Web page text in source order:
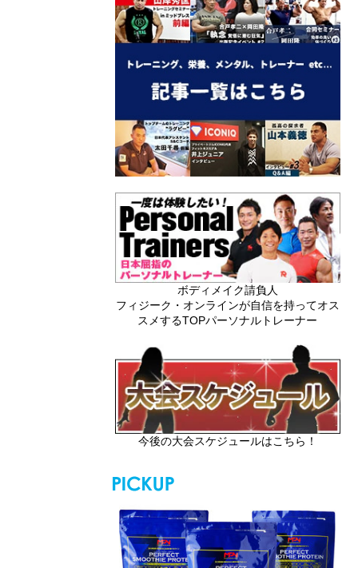
ボディメイク請負人
フィジーク・オンラインが自信を持ってオス
スメするTOPパーソナルトレーナー
今後の大会スケジュールはこちら！